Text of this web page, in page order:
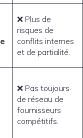
❌ Plus de
risques de
conflits internes
et de partialité.
❌ Pas toujours
de réseau de
fournisseurs
compétitifs.